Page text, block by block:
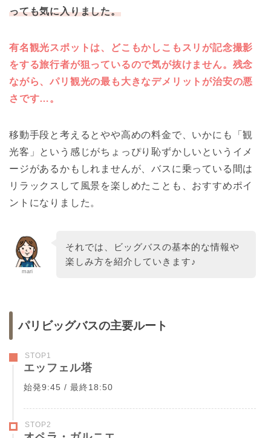
っても気に入りました。
有名観光スポットは、どこもかしこもスリが記念撮影
をする旅行者が狙っているので気が抜けません。残念
ながら、パリ観光の最も大きなデメリットが治安の悪
さです…。
移動手段と考えるとやや高めの料金で、いかにも「観
光客」という感じがちょっぴり恥ずかしいというイメ
ージがあるかもしれませんが、バスに乗っている間は
リラックスして風景を楽しめたことも、おすすめポイ
ントになりました。
mari
それでは、ビッグバスの基本的な情報や
楽しみ方を紹介していきます♪
パリビッグバスの主要ルート
STOP1
エッフェル塔
始発9:45 / 最終18:50
STOP2